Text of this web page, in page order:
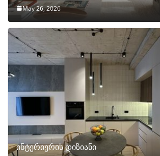
May 26, 2026
ინტერიერის დიზიანი